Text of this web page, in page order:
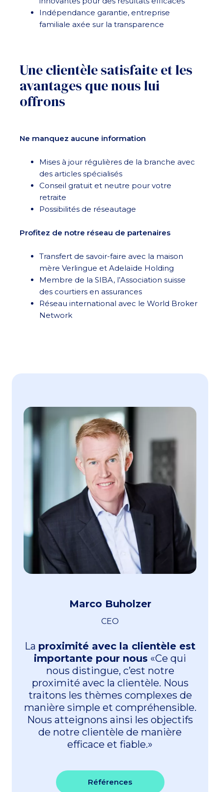
Indépendance garantie, entreprise
familiale axée sur la transparence
Une clientèle satisfaite et les
avantages que nous lui
offrons
Ne manquez aucune information
Mises à jour régulières de la branche avec
des articles spécialisés
Conseil gratuit et neutre pour votre
retraite
Possibilités de réseautage
Profitez de notre réseau de partenaires
Transfert de savoir-faire avec la maison
mère Verlingue et Adelaïde Holding
Membre de la SIBA, l’Association suisse
des courtiers en assurances
Réseau international avec le World Broker
Network
Marco Buholzer
CEO
La proximité avec la clientèle est
importante pour nous «Ce qui
nous distingue, c’est notre
proximité avec la clientèle. Nous
traitons les thèmes complexes de
manière simple et compréhensible.
Nous atteignons ainsi les objectifs
de notre clientèle de manière
efficace et fiable.»
Références